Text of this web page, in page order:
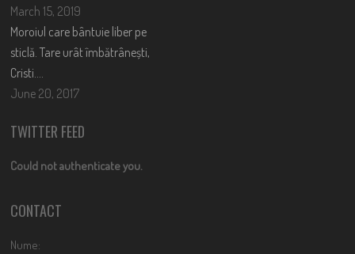
March 15, 2019
Moroiul care bântuie liber pe
sticlă. Tare urât îmbătrânești,
Cristi….
June 20, 2017
TWITTER FEED
Could not authenticate you.
CONTACT
Nume: